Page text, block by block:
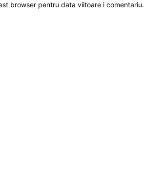
browser pentru data viitoare i comentariu.